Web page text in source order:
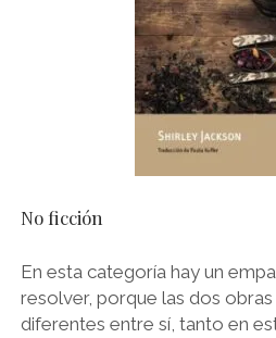
No ficción
En esta categoría hay un
resolver, porque las dos
diferentes entre sí, tanto en